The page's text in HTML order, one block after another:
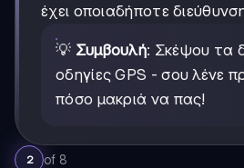
έχει οποιαδήποτε
💡 Συμβουλή: Σκέψου τα
οδηγίες GPS - σου λένε
πόσο μακριά να πας!
2 of 8